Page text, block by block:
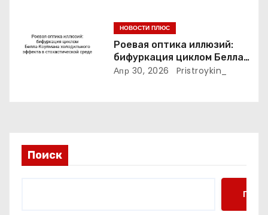
НОВОСТИ ПЛЮС
Роевая оптика иллюзий:
бифуркация циклом Белла-
Коулмана холодильного
Апр 30, 2026 Pristroykin_
Поиск
Поиск